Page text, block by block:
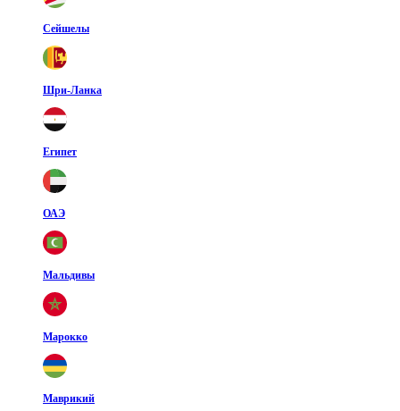
Сейшелы
Шри-Ланка
Египет
ОАЭ
Мальдивы
Марокко
Маврикий